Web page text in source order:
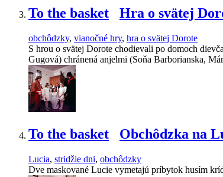
To the basket Hra o svätej
obchôdzky, vianočné hry, hra o svätej Dorote
S hrou o svätej Dorote chodievali po domoch
Gugová) chránená anjelmi (Soňa Barborianska,
To the basket Obchôdzka na
Lucia, stridžie dni, obchôdzky
Dve maskované Lucie vymetajú príbytok husím